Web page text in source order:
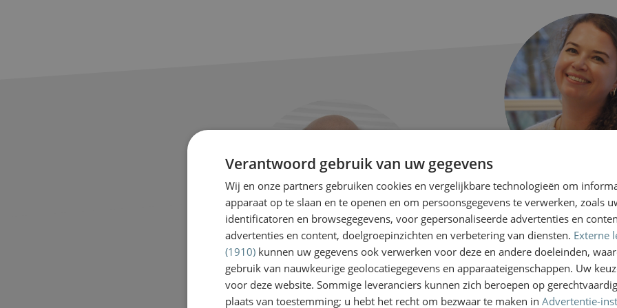
Evert Wytema
Clara
Mijn grootste doel is
stap verder te helpen en
te
Verantwoord gebruik van uw gegevens
Wij en onze partners gebruiken cookies en vergelijkbare technologieën om
apparaat op te slaan en te openen en om persoonsgegevens te verwerken, zoals
identificatoren en browsegegevens, voor gepersonaliseerde advertenties en
advertenties en content, doelgroepinzichten en verbetering van diensten. Externe
(1910) kunnen uw gegevens ook verwerken voor deze en andere doeleinden,
gebruik van nauwkeurige geolocatiegegevens en apparaateigenschappen. Uw
voor deze website. Sommige leveranciers kunnen zich beroepen op
plaats van toestemming; u hebt het recht om bezwaar te maken in Advertentie-